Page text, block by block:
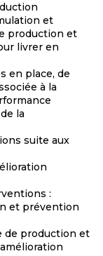
et
production et
livrer en
en place, de
à la
la
suite aux
:
et prévention
de production et